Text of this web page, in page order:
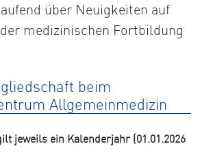
über Neuigkeiten auf
medizinischen Fortbildung
beim
Allgemeinmedizin
jeweils ein Kalenderjahr (01.01.2026